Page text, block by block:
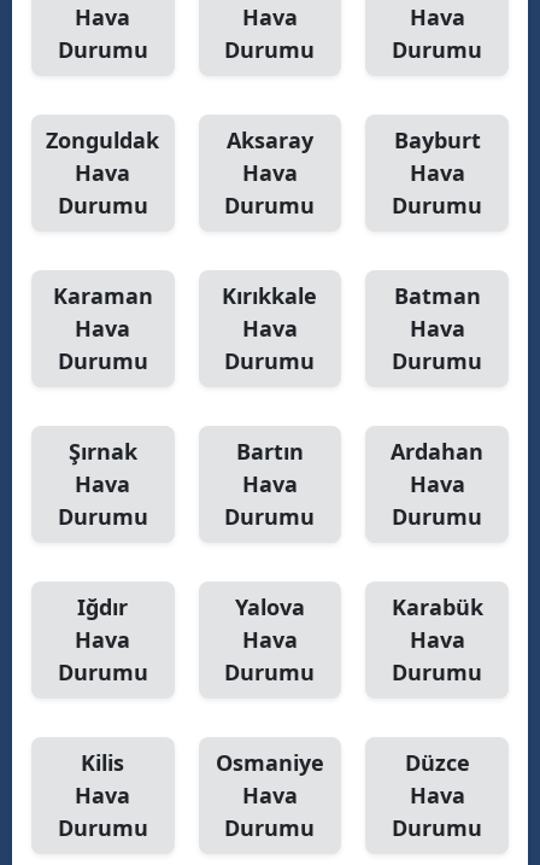
Hava
Durumu
Hava
Durumu
Hava
Durumu
Zonguldak
Hava
Durumu
Aksaray
Hava
Durumu
Bayburt
Hava
Durumu
Karaman
Hava
Durumu
Kırıkkale
Hava
Durumu
Batman
Hava
Durumu
Şırnak
Hava
Durumu
Bartın
Hava
Durumu
Ardahan
Hava
Durumu
Iğdır
Hava
Durumu
Yalova
Hava
Durumu
Karabük
Hava
Durumu
Kilis
Hava
Durumu
Osmaniye
Hava
Durumu
Düzce
Hava
Durumu